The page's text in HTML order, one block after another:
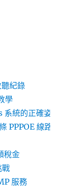
中
紀錄
學
統的正確姿勢
PPPOE 線路在
稅金
服務